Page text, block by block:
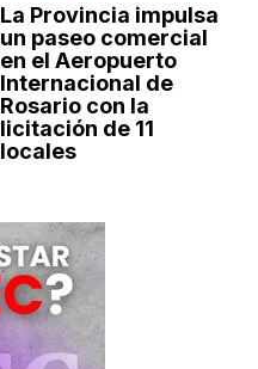
La Provincia impulsa
un paseo comercial
en el Aeropuerto
Internacional de
Rosario con la
licitación de 11
locales